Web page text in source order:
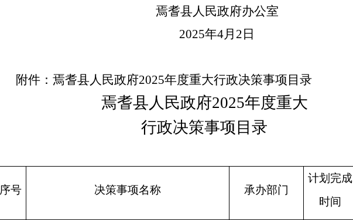
焉耆县人民政府办公室
2025年4月2日
附件：焉耆县人民政府2025年度重大行政决策事项目录
焉耆县人民政府2025年度重大
行政决策事项目录
序号 决策事项名称 承办部门
计划完成
时间